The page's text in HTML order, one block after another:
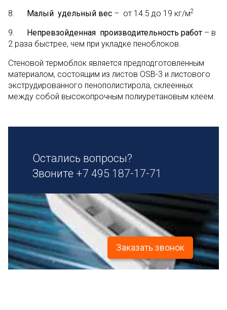
8. Малый удельный вес – от 14.5 до 19 кг/м2
9. Непревзойденная производительность работ – в
2 раза быстрее, чем при укладке пеноблоков.
Стеновой термоблок является предподготовленным
материалом, состоящим из листов OSB-3 и листового
экструдированного пенополистирола, склеенных
между собой высокопрочным полиуретановым клеем.
Остались вопросы?
Звоните +7 495 187-17-71
Заказать звонок